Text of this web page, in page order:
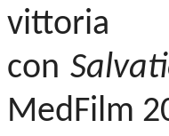
vittoria
con
MedFilm